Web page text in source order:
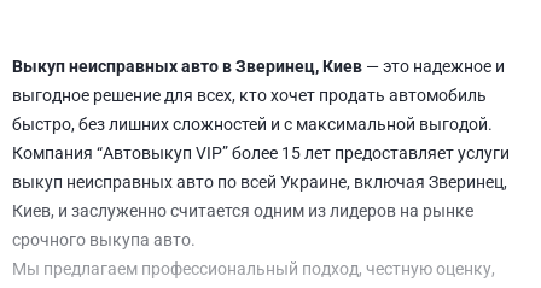
Выкуп неисправных авто в Зверинец, Киев — это надежное и
выгодное решение для всех, кто хочет продать автомобиль
быстро, без лишних сложностей и с максимальной выгодой.
Компания “Автовыкуп VIP” более 15 лет предоставляет услуги
выкуп неисправных авто по всей Украине, включая Зверинец,
Киев, и заслуженно считается одним из лидеров на рынке
срочного выкупа авто.
Мы предлагаем профессиональный подход, честную оценку,